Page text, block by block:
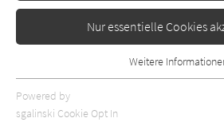
Standard
Alle Altersgruppen anzeigen
Nur essentielle Cookies
Essentielle Cookies werden für
Webseite benötigt. Dadurch ist
Weitere
Powered by
sgalinski Cookie Opt In